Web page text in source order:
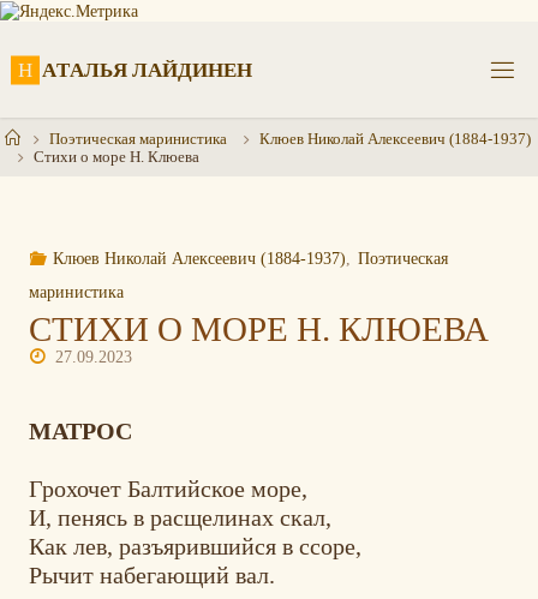
Перейти
Н АТАЛЬЯ ЛАЙДИНЕН
ГлавнаяПоэтическая маринистика
Клюев Николай Алексеевич (1884-1937)
Стихи о море Н. Клюева
Клюев Николай Алексеевич (1884-1937)
Поэтическая
маринистика
СТИХИ О МОРЕ Н. КЛЮЕВА
27.09.2023
МАТРОС
Грохочет Балтийское море,
И, пенясь в расщелинах скал,
Как лев, разъярившийся в ссоре,
Рычит набегающий вал.